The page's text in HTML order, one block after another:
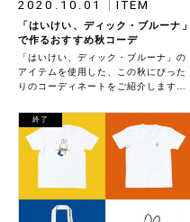
2020.10.01 ITEM
「はいけい、ディック・ブルーナ」
で作るおすすめ秋コーデ
「はいけい、ディック・ブルーナ」の
アイテムを使用した、この秋にぴった
りのコーディネートをご紹介します
コーデもありますので、既に購入され
た方も検討中の方もぜひ参考にしてみ
てくださいね。
終了